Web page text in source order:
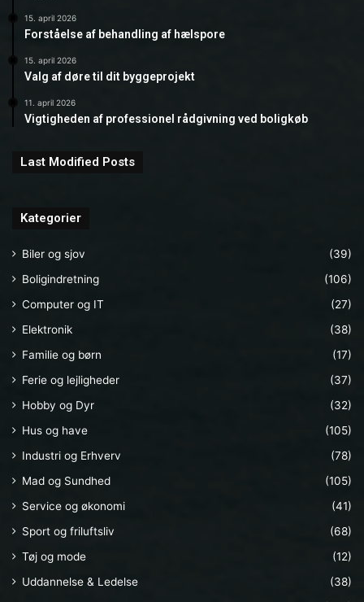
15. april 2026
Forståelse af behandling af hælspore
15. april 2026
Valg af døre til dit byggeprojekt
11. april 2026
Vigtigheden af professionel rådgivning ved boligkøb
Last Modified Posts
Kategorier
Biler og sjov
(39)
Boligindretning
(106)
Computer og IT
(27)
Elektronik
(38)
Familie og børn
(17)
Ferie og lejligheder
(37)
Hobby og Dyr
(32)
Hus og have
(105)
Industri og Erhverv
(78)
Mad og Sundhed
(105)
Service og økonomi
(41)
Sport og friluftsliv
(68)
Tøj og mode
(12)
Uddannelse & Ledelse
(38)